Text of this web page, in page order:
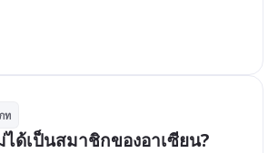
ท
ได้เป็นสมาชิกของอาเซียน?